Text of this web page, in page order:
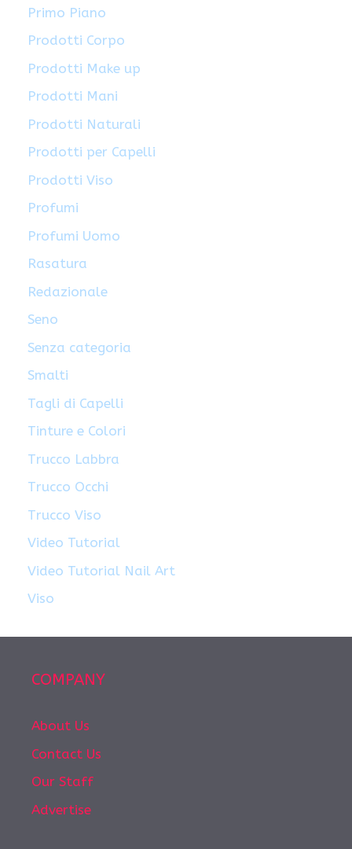
Primo Piano
Prodotti Corpo
Prodotti Make up
Prodotti Mani
Prodotti Naturali
Prodotti per Capelli
Prodotti Viso
Profumi
Profumi Uomo
Rasatura
Redazionale
Seno
Senza categoria
Smalti
Tagli di Capelli
Tinture e Colori
Trucco Labbra
Trucco Occhi
Trucco Viso
Video Tutorial
Video Tutorial Nail Art
Viso
COMPANY
About Us
Contact Us
Our Staff
Advertise